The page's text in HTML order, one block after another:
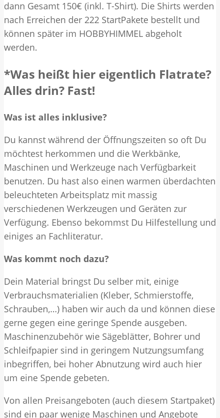
dann Gesamt 150€ (inkl. T-Shirt). Die Shirts werden
nach Erreichen der 222 StartPakete bestellt und
können später im HOBBYHIMMEL abgeholt
werden.
*Was heißt hier eigentlich Flatrate?
Alles drin? Fast!
Was ist alles inklusive?
Du kannst während der Öffnungszeiten so oft Du
möchtest herkommen und die Werkbänke,
Maschinen und Werkzeuge nach Verfügbarkeit
benutzen. Du hast also einen warmen überdachten
beleuchteten Arbeitsplatz mit massig
verschiedenen Werkzeugen und Geräten zur
Verfügung. Ebenso bekommst Du Hilfestellung und
einiges an Fachliteratur.
Was kommt noch dazu?
Dein Material bringst Du selber mit, einige
Verbrauchsmaterialien (Kleber, Schmierstoffe,
Schrauben,…) haben wir auch da und können diese
gerne gegen eine geringe Spende ausgeben.
Maschinenzubehör wie Sägeblätter, Bohrer und
Schleifpapier sind in geringem Nutzungsumfang
inbegriffen, bei hoher Abnutzung wird auch hier
um eine Spende gebeten.
Von allen Preisangeboten (auch diesem Startpaket)
sind ein paar wenige Maschinen und Angebote